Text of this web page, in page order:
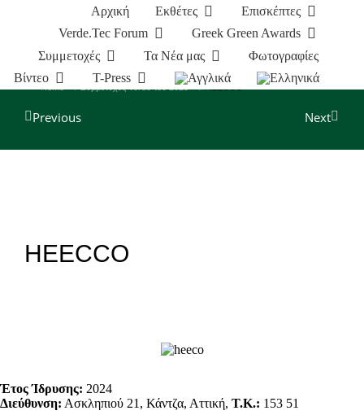
Αρχική Εκθέτες
Επισκέπτες
Verde.Tec Forum
Greek Green Awards
Συμμετοχές
Τα Νέα μας
Φωτογραφίες
Βίντεο
T-Press
You are here:Συμμετοχές Verde-tec 2025 HEECCO
Previous Next
HEECCO
Έτος Ίδρυσης: 2024
Διεύθυνση: Ασκληπιού 21, Κάντζα, Αττική, Τ.Κ.: 153 51